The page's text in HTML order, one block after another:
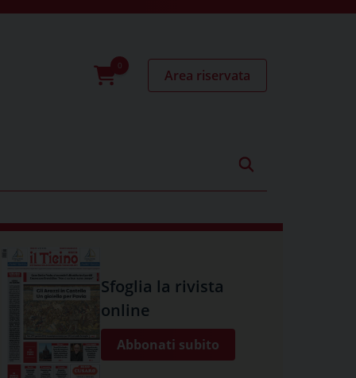
0
Area riservata
Sfoglia la rivista
online
Abbonati subito